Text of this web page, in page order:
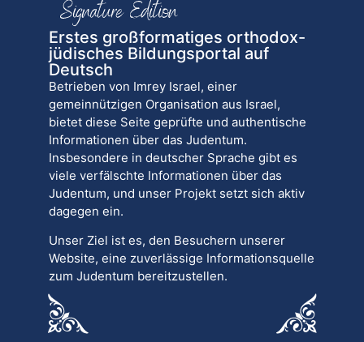
Erstes großformatiges orthodox-
jüdisches Bildungsportal auf
Deutsch
Betrieben von Imrey Israel, einer
gemeinnützigen Organisation aus Israel,
bietet diese Seite geprüfte und authentische
Informationen über das Judentum.
Insbesondere in deutscher Sprache gibt es
viele verfälschte Informationen über das
Judentum, und unser Projekt setzt sich aktiv
dagegen ein.
Unser Ziel ist es, den Besuchern unserer
Website, eine zuverlässige Informationsquelle
zum Judentum bereitzustellen.